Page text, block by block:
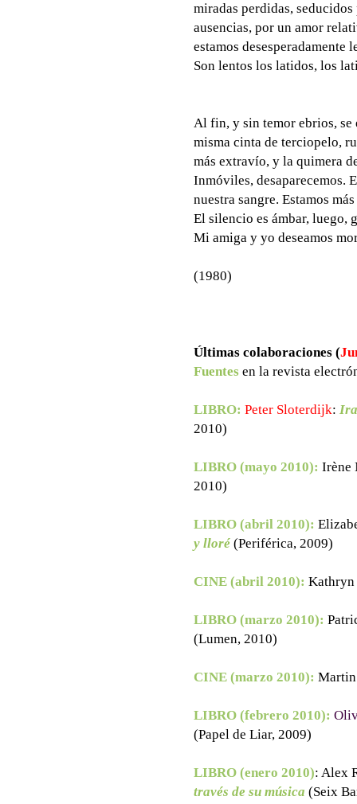
miradas perdidas,
ausencias, por un amor
estamos desesperadamente
Son lentos los latidos, los
Al fin, y sin temor ebrios, se
misma cinta de terciopelo,
más extravío, y la quimera
Inmóviles, desaparecemos.
nuestra sangre. Estamos
El silencio es ámbar, luego,
Mi amiga y yo deseamos
(1980)
Últimas colaboraciones (
Fuentes en la revista
LIBRO: Peter Sloterdijk:
2010)
LIBRO (mayo 2010): Irène
2010)
LIBRO (abril 2010):
y lloré (Periférica, 2009)
CINE (abril 2010):
LIBRO (marzo 2010):
(Lumen, 2010)
CINE (marzo 2010):
LIBRO (febrero 2010):
(Papel de Liar, 2009)
LIBRO (enero 2010): Alex
través de su música (Seix